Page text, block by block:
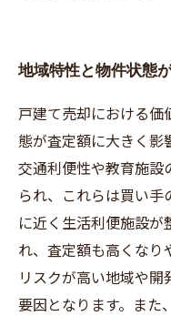
地域特性と物件状態
戸建て売却における価
態が査定額に大きく影
交通利便性や教育施設
られ、これらは買い
に近く生活利便施設
れ、査定額も高くなり
リスクが高い地域や
要因となります。また